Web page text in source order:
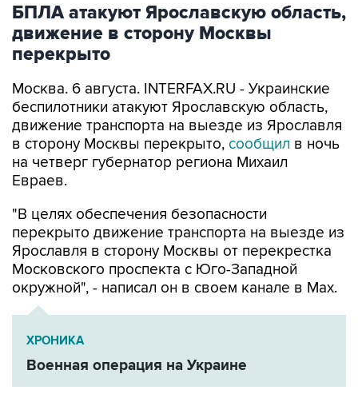
БПЛА атакуют Ярославскую область,
движение в сторону Москвы
перекрыто
Москва. 6 августа. INTERFAX.RU - Украинские
беспилотники атакуют Ярославскую область,
движение транспорта на выезде из Ярославля
в сторону Москвы перекрыто, сообщил в ночь
на четверг губернатор региона Михаил
Евраев.
"В целях обеспечения безопасности
перекрыто движение транспорта на выезде из
Ярославля в сторону Москвы от перекрестка
Московского проспекта с Юго-Западной
окружной", - написал он в своем канале в Мах.
ХРОНИКА
Военная операция на Украине